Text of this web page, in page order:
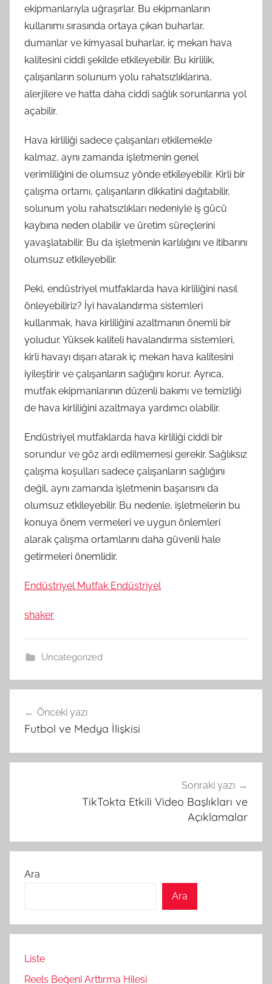
ekipmanlarıyla uğraşırlar. Bu ekipmanların
kullanımı sırasında ortaya çıkan buharlar,
dumanlar ve kimyasal buharlar, iç mekan hava
kalitesini ciddi şekilde etkileyebilir. Bu kirlilik,
çalışanların solunum yolu rahatsızlıklarına,
alerjilere ve hatta daha ciddi sağlık sorunlarına yol
açabilir.
Hava kirliliği sadece çalışanları etkilemekle
kalmaz, aynı zamanda işletmenin genel
verimliliğini de olumsuz yönde etkileyebilir. Kirli bir
çalışma ortamı, çalışanların dikkatini dağıtabilir,
solunum yolu rahatsızlıkları nedeniyle iş gücü
kaybına neden olabilir ve üretim süreçlerini
yavaşlatabilir. Bu da işletmenin karlılığını ve itibarını
olumsuz etkileyebilir.
Peki, endüstriyel mutfaklarda hava kirliliğini nasıl
önleyebiliriz? İyi havalandırma sistemleri
kullanmak, hava kirliliğini azaltmanın önemli bir
yoludur. Yüksek kaliteli havalandırma sistemleri,
kirli havayı dışarı atarak iç mekan hava kalitesini
iyileştirir ve çalışanların sağlığını korur. Ayrıca,
mutfak ekipmanlarının düzenli bakımı ve temizliği
de hava kirliliğini azaltmaya yardımcı olabilir.
Endüstriyel mutfaklarda hava kirliliği ciddi bir
sorundur ve göz ardı edilmemesi gerekir. Sağlıksız
çalışma koşulları sadece çalışanların sağlığını
değil, aynı zamanda işletmenin başarısını da
olumsuz etkileyebilir. Bu nedenle, işletmelerin bu
konuya önem vermeleri ve uygun önlemleri
alarak çalışma ortamlarını daha güvenli hale
getirmeleri önemlidir.
Endüstriyel Mutfak Endüstriyel
shaker
Uncategorized
gezinmesi
Önceki yazı
Futbol ve Medya İlişkisi
Sonraki yazı
TikTokta Etkili Video Başlıkları ve
Açıklamalar
Ara
Ara
Liste
Reels Beğeni Arttırma Hilesi